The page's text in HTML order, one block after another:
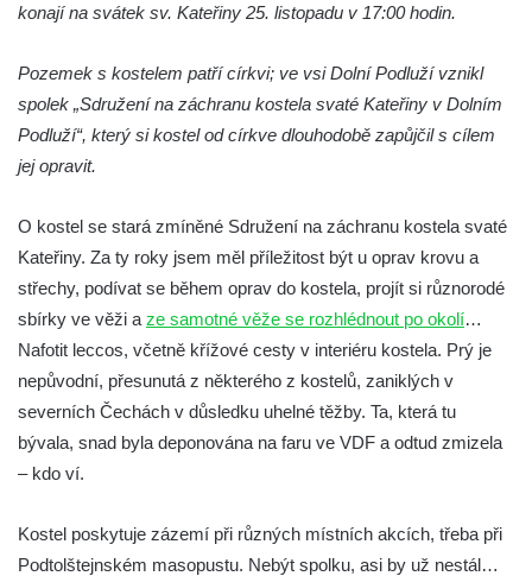
Kostel svatého Josefa v Krásné u Pěnčína
Kostel Panny Marie Pomocné s Ivanitskou
poustevnou v Teplicích nad Metují
Hřbitovní kaple/márnice na hřbitově v
Hrobová kaple Johanna Nitsche na
hřbitově na Vlčí Hoře
Kaple Panny Marie Karmelské na Vlčí Hoře
Kostel svatého Bartoloměje v Teplicích
Kostel svatého Jana Křtitele na Zámeckém
náměstí v Teplicích
Zámeckém náměstí v Teplicích
konají na svátek sv. Kateřiny 25. listopadu v 17:00 hodin.
Pozemek s kostelem patří církvi; ve vsi Dolní Podluží vznikl
spolek „Sdružení na záchranu kostela svaté Kateřiny v Dolním
Podluží“, který si kostel od církve dlouhodobě zapůjčil s cílem
jej opravit.
O kostel se stará zmíněné Sdružení na záchranu kostela svaté
Kateřiny. Za ty roky jsem měl příležitost být u oprav krovu a
střechy, podívat se během oprav do kostela, projít si různorodé
sbírky ve věži a ze samotné věže se rozhlédnout po okolí…
Nafotit leccos, včetně křížové cesty v interiéru kostela. Prý je
nepůvodní, přesunutá z některého z kostelů, zaniklých v
severních Čechách v důsledku uhelné těžby. Ta, která tu
bývala, snad byla deponována na faru ve VDF a odtud zmizela
– kdo ví.
Kostel poskytuje zázemí při různých místních akcích, třeba při
Podtolštejnském masopustu. Nebýt spolku, asi by už nestál…